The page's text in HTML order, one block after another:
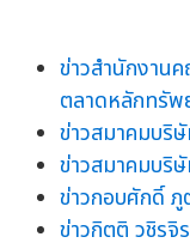
ข่าวสำนักงาน
ตลาดหลักทรัพ
ข่าวสมาคมบริ
ข่าวสมาคมบริ
ข่าวกอบศักดิ์ ภู
ข่าวกิตติ วชิรจิ